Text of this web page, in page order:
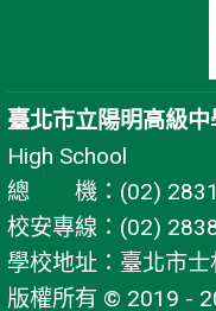
臺北市立陽明高級中
High School
總 機：(02)
校安專線：(02)
學校地址：臺北市
版權所有 © 2019 -